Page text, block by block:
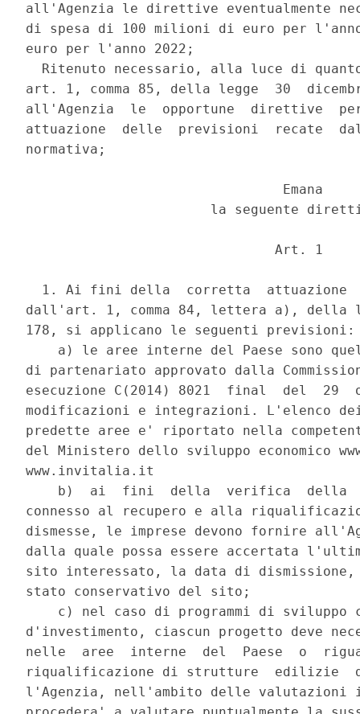
all'Agenzia le direttive eventualmente
di spesa di 100 milioni di euro per
euro per l'anno 2022;
Ritenuto necessario, alla luce di
art. 1, comma 85, della legge  30
all'Agenzia  le  opportune  direttive
attuazione  delle  previsioni  recate
normativa;
                                Emana
la seguente
                               Art. 1
1. Ai fini della  corretta  attuazione
dall'art. 1, comma 84, lettera a), della
178, si applicano le seguenti
a) le aree interne del Paese sono
di partenariato approvato dalla
esecuzione C(2014) 8021  final  del  29
modificazioni e integrazioni. L'elenco
predette aree e' riportato nella
del Ministero dello sviluppo economico
www.invitalia.it
b)  ai  fini  della  verifica  della
connesso al recupero e alla
dismesse, le imprese devono fornire
dalla quale possa essere accertata
sito interessato, la data di
stato conservativo del sito;
c) nel caso di programmi di sviluppo
d'investimento, ciascun progetto deve
nelle  aree  interne  del  Paese  o
riqualificazione di strutture  edilizie
l'Agenzia, nell'ambito delle valutazioni